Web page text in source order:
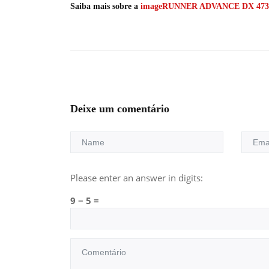
Saiba mais sobre a imageRUNNER ADVANCE DX
Deixe um comentário
Please enter an answer in digits:
9 − 5 =